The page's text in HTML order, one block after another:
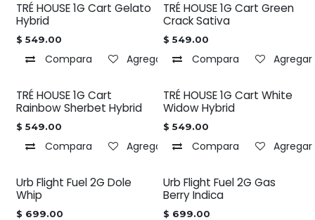
TRÉ HOUSE 1G Cart Gelato
Hybrid
$ 549.00
Compara Agregar a la lista de deseos
TRÉ HOUSE 1G Cart Green
Crack Sativa
$ 549.00
Compara
TRÉ HOUSE 1G Cart
Rainbow Sherbet Hybrid
$ 549.00
Compara Agregar a la lista de deseos
TRÉ HOUSE 1G Cart White
Widow Hybrid
$ 549.00
Compara
Urb Flight Fuel 2G Dole
Whip
$ 699.00
Urb Flight Fuel 2G Gas
Berry Indica
$ 699.00